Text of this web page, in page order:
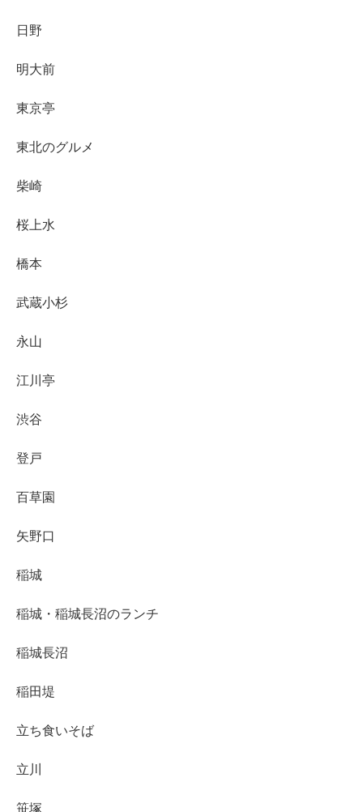
日野
明大前
東京亭
東北のグルメ
柴崎
桜上水
橋本
武蔵小杉
永山
江川亭
渋谷
登戸
百草園
矢野口
稲城
稲城・稲城長沼のランチ
稲城長沼
稲田堤
立ち食いそば
立川
笹塚